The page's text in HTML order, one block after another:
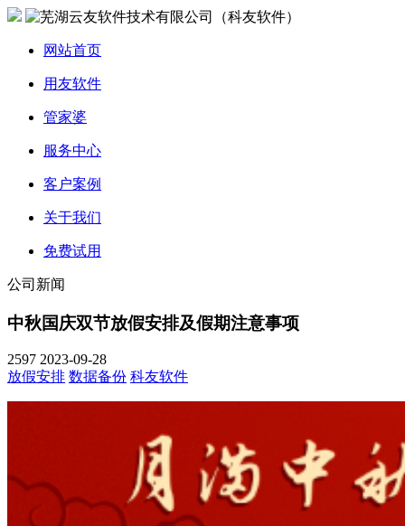
网站首页
用友软件
管家婆
服务中心
客户案例
关于我们
免费试用
公司新闻
中秋国庆双节放假安排及假期注意事项
2597 2023-09-28
放假安排 数据备份 科友软件